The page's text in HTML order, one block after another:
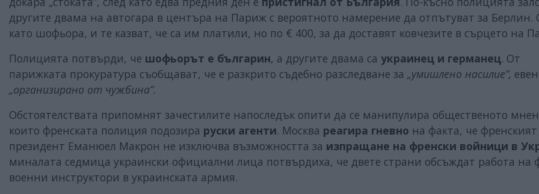
другите двама на автогара в центъра на Париж с вероятното намерение да отпътуват за
като шофьора, и те казват, че са им платили, но по € 400, за да доставят ковчезите в сърцето на
Полицията потвърди, че шофьорът е българин, а другите двама са украинец и германец. От
парижката прокуратура съобщават, че е разкрито съдебно разследване за „умишлено насилие”,
„организирано от чужбина”.
Обстоятелствата припомнят зачестилите напоследък опити да се манипулира общественото
които френската полиция подозира руски агенти. Москва реагира гневно на факта, че френският
президент Еманюел Макрон не изключва възможността за изпращане на френски войници в
миналата седмица украински официални лица потвърдиха, че двете страни обсъждат работа на
военни инструктори в украинската армия.